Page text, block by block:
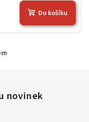
Do košíku